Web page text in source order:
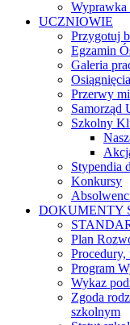
Wyprawka
UCZNIOWIE
Przygotuj
Egzamin
Galeria
Przerwy
Samorząd
Szkolny
Stypendia
Konkursy
DOKUMENTY
Plan
Program
Wykaz
Zgoda
szkolnym